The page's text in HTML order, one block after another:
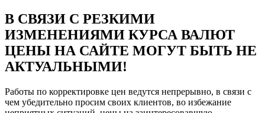
В СВЯЗИ С РЕЗКИМИ
ИЗМЕНЕНИЯМИ КУРСА ВАЛЮТ
ЦЕНЫ НА САЙТЕ МОГУТ БЫТЬ НЕ
АКТУАЛЬНЫМИ!
Работы по корректировке цен ведутся непрерывно, в связи с
чем убедительно просим своих клиентов, во избежание